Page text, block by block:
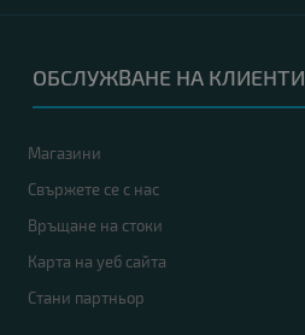
ОБСЛУЖВАНЕ НА КЛИЕНТИ
Магазини
Свържете се с нас
Връщане на стоки
Карта на уеб сайта
Стани партньор